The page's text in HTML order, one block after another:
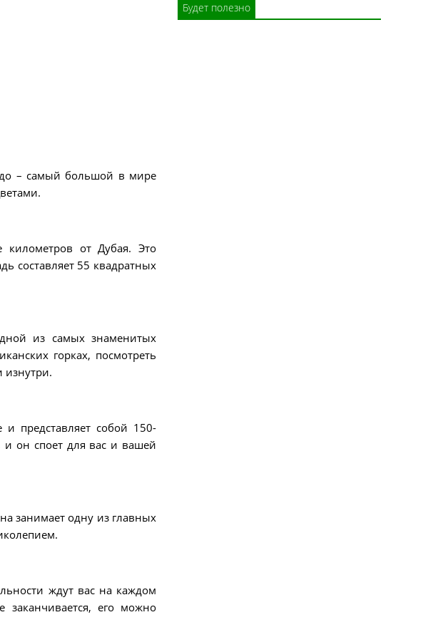
– самый большой в мире
от Дубая. Это
составляет 55 квадратных
из самых знаменитых
горках, посмотреть
изнутри.
представляет собой 150-
он споет для вас и вашей
занимает одну из главных
ждут вас на каждом
его можно
Будет полезно